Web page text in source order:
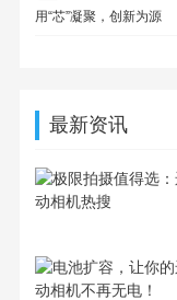
用“芯”凝聚，创新为源
最新资讯